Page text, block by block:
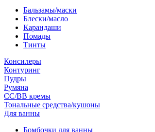
Бальзамы/маски
Блески/масло
Карандаши
Помады
Тинты
Консилеры
Контуринг
Пудры
Румяна
СС/ВВ кремы
Тональные средства/кушоны
Для ванны
Бомбочки для ванны